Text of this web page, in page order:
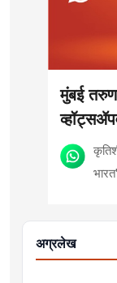
मुंबई
अग्रलेख